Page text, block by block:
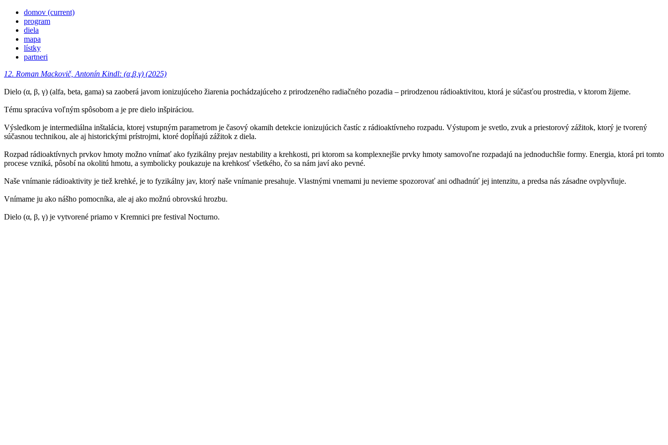
domov (current)
program
diela
mapa
lístky
partneri
12. Roman Mackovič, Antonín Kindl: (α,β,γ) (2025)
Dielo (α, β, γ) (alfa, beta, gama) sa zaoberá javom ionizujúceho žiarenia pochádzajúceho z prirodzeného radiačného pozadia – prirodzenou rádioaktivitou, ktorá je súčasťou prostredia, v ktorom žijeme.
Tému spracúva voľným spôsobom a je pre dielo inšpiráciou.
Výsledkom je intermediálna inštalácia, ktorej vstupným parametrom je časový okamih detekcie ionizujúcich častíc z rádioaktívneho rozpadu. Výstupom je svetlo, zvuk a priestorový zážitok, ktorý je tvorený
súčasnou technikou, ale aj historickými prístrojmi, ktoré dopĺňajú zážitok z diela.
Rozpad rádioaktívnych prvkov hmoty možno vnímať ako fyzikálny prejav nestability a krehkosti, pri ktorom sa komplexnejšie prvky hmoty samovoľne rozpadajú na jednoduchšie formy. Energia, ktorá pri tomto
procese vzniká, pôsobí na okolitú hmotu, a symbolicky poukazuje na krehkosť všetkého, čo sa nám javí ako pevné.
Naše vnímanie rádioaktivity je tiež krehké, je to fyzikálny jav, ktorý naše vnímanie presahuje. Vlastnými vnemami ju nevieme spozorovať ani odhadnúť jej intenzitu, a predsa nás zásadne ovplyvňuje.
Vnímame ju ako nášho pomocníka, ale aj ako možnú obrovskú hrozbu.
Dielo (α, β, γ) je vytvorené priamo v Kremnici pre festival Nocturno.